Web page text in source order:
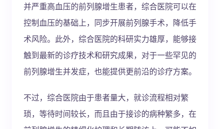
并严重高血压的前列腺增生患者，综合医院可以在
控制血压的基础上，同步开展前列腺手术，降低手
术风险。此外，综合医院的科研实力雄厚，能够接
触到最新的诊疗技术和研究成果，对于一些罕见的
前列腺增生并发症，也能提供更前沿的诊疗方案。
不过，综合医院由于患者量大，就诊流程相对繁
琐，等待时间较长，而且由于接诊的病种繁多，在